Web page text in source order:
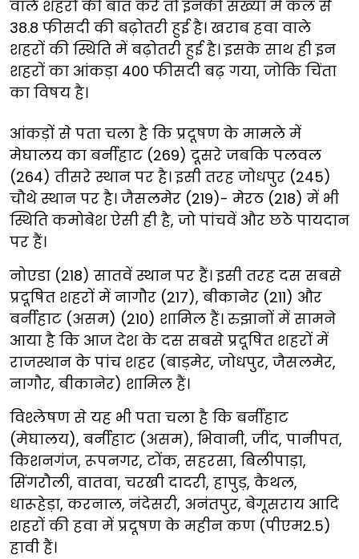
वाले शहरों की बात करें तो इनकी संख्या में कल से
38.8 फीसदी की बढ़ोतरी हुई है। खराब हवा वाले
शहरों की स्थिति में बढ़ोतरी हुई है। इसके साथ ही इन
शहरों का आंकड़ा 400 फीसदी बढ़ गया, जोकि चिंता
का विषय है।
आंकड़ों से पता चला है कि प्रदूषण के मामले में
मेघालय का बर्नीहाट (269) दूसरे जबकि पलवल
(264) तीसरे स्थान पर है। इसी तरह जोधपुर (245)
चौथे स्थान पर है। जैसलमेर (219)- मेरठ (218) में भी
स्थिति कमोबेश ऐसी ही है, जो पांचवें और छठे पायदान
पर हैं।
नोएडा (218) सातवें स्थान पर हैं। इसी तरह दस सबसे
प्रदूषित शहरों में नागौर (217), बीकानेर (211) और
बर्नीहाट (असम) (210) शामिल हैं। रुझानों में सामने
आया है कि आज देश के दस सबसे प्रदूषित शहरों में
राजस्थान के पांच शहर (बाड़मेर, जोधपुर, जैसलमेर,
नागौर, बीकानेर) शामिल हैं।
विश्लेषण से यह भी पता चला है कि बर्नीहाट
(मेघालय), बर्नीहाट (असम), भिवानी, जींद, पानीपत,
किशनगंज, रूपनगर, टोंक, सहरसा, बिलीपाड़ा,
सिंगरौली, वातवा, चरखी दादरी, हापुड़, कैथल,
धारूहेड़ा, करनाल, नंदेसरी, अनंतपुर, बेगूसराय आदि
शहरों की हवा में प्रदूषण के महीन कण (पीएम2.5)
हावी हैं।